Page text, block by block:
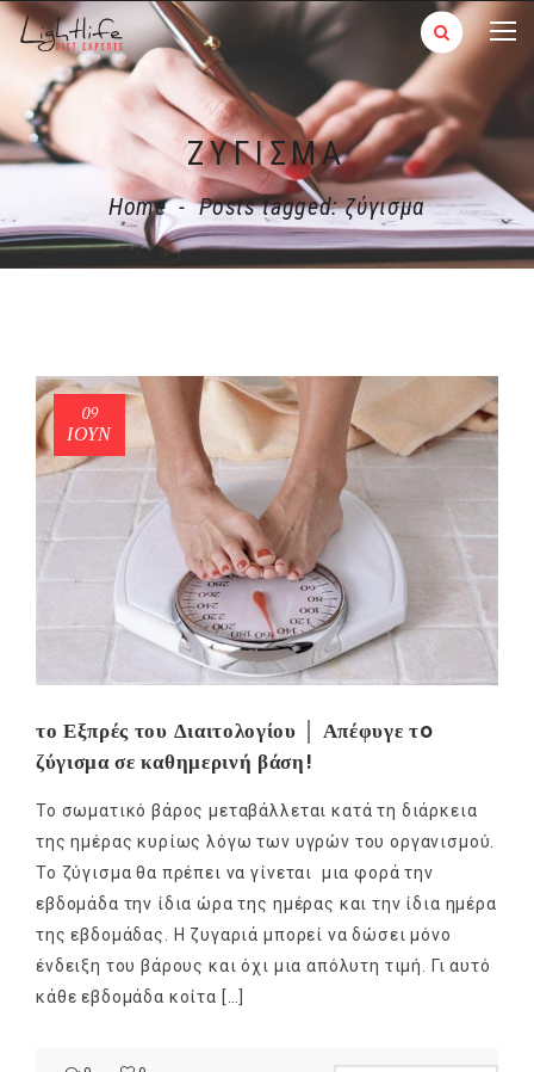
ΖΎΓΙΣΜΑ
Home - Posts tagged: ζύγισμα
09
ΙΟΎΝ
το Εξπρές του Διαιτολογίου │ Απέφυγε τo
ζύγισμα σε καθημερινή βάση!
Το σωματικό βάρος μεταβάλλεται κατά τη διάρκεια
της ημέρας κυρίως λόγω των υγρών του οργανισμού.
Το ζύγισμα θα πρέπει να γίνεται μια φορά την
εβδομάδα την ίδια ώρα της ημέρας και την ίδια ημέρα
της εβδομάδας. Η ζυγαριά μπορεί να δώσει μόνο
ένδειξη του βάρους και όχι μια απόλυτη τιμή. Γι αυτό
κάθε εβδομάδα κοίτα […]